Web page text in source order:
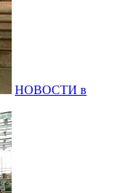
НОВОСТИ в